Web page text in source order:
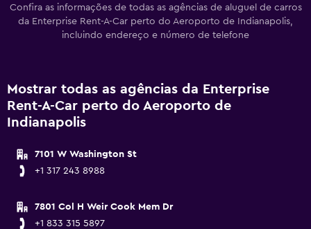
Confira as informações de todas as agências de aluguel de carros
da Enterprise Rent-A-Car perto do Aeroporto de Indianapolis,
incluindo endereço e número de telefone
Mostrar todas as agências da Enterprise
Rent-A-Car perto do Aeroporto de
Indianapolis
7101 W Washington St
+1 317 243 8988
7801 Col H Weir Cook Mem Dr
+1 833 315 5897